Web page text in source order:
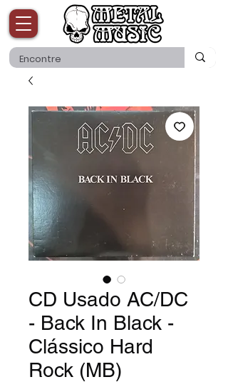
CD Usado AC/DC
- Back In Black -
Clássico Hard
Rock (MB)